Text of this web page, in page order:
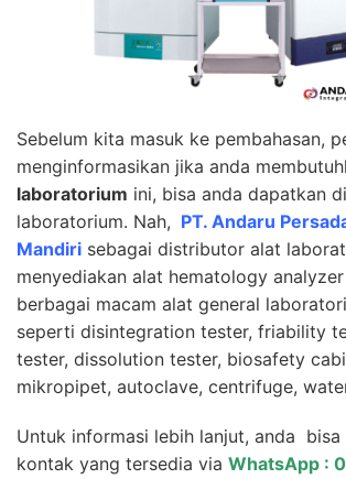
Sebelum kita masuk ke pembahasan,
menginformasikan jika anda
laboratorium ini, bisa anda dapatkan
laboratorium. Nah, PT. Andaru
Mandiri sebagai distributor alat
menyediakan alat hematology
berbagai macam alat general
seperti disintegration tester, friability
tester, dissolution tester, biosafety
mikropipet, autoclave, centrifuge,
Untuk informasi lebih lanjut, anda bisa
kontak yang tersedia via WhatsApp :